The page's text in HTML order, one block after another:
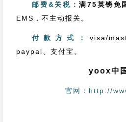
邮费&关税：满75英镑免
EMS，不主动报关。
付款方式：visa/
paypal、支付宝。
yoox中
官网：http://